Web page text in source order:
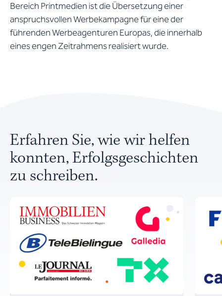
Bereich Printmedien ist die Übersetzung einer
anspruchsvollen Werbekampagne für eine der
führenden Werbeagenturen Europas, die innerhalb
eines engen Zeitrahmens realisiert wurde.
Erfahren Sie, wie wir helfen
konnten, Erfolgsgeschichten
zu schreiben.